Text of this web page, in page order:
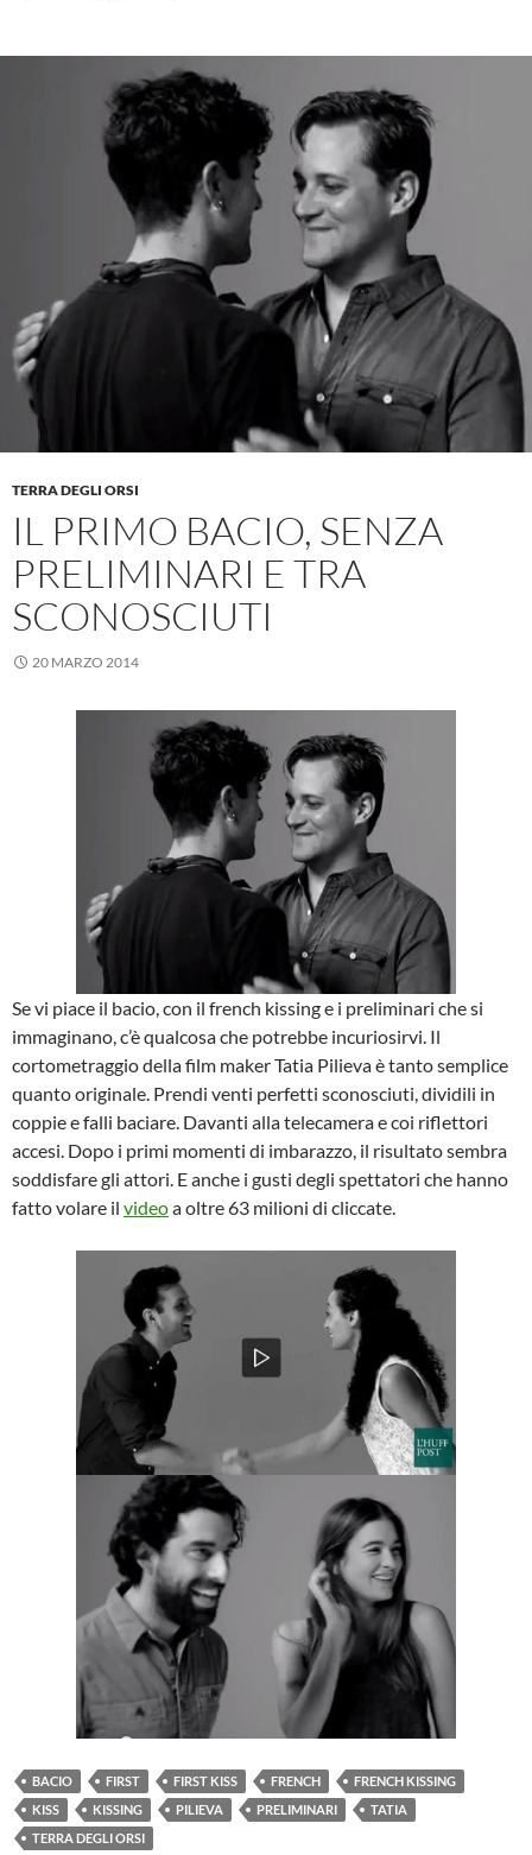
TERRA DEGLI ORSI
IL PRIMO BACIO, SENZA
PRELIMINARI E TRA
SCONOSCIUTI
20 MARZO 2014
Se vi piace il bacio, con il french kissing e i preliminari che si
immaginano, c’è qualcosa che potrebbe incuriosirvi. Il
cortometraggio della film maker Tatia Pilieva è tanto semplice
quanto originale. Prendi venti perfetti sconosciuti, dividili in
coppie e falli baciare. Davanti alla telecamera e coi riflettori
accesi. Dopo i primi momenti di imbarazzo, il risultato sembra
soddisfare gli attori. E anche i gusti degli spettatori che hanno
fatto volare il videoa oltre 63 milioni di cliccate.
BACIO FIRST FIRST KISS FRENCH
FRENCH KISSING
KISS
KISSING PILIEVA PRELIMINARI
TATIA
TERRA DEGLI ORSI